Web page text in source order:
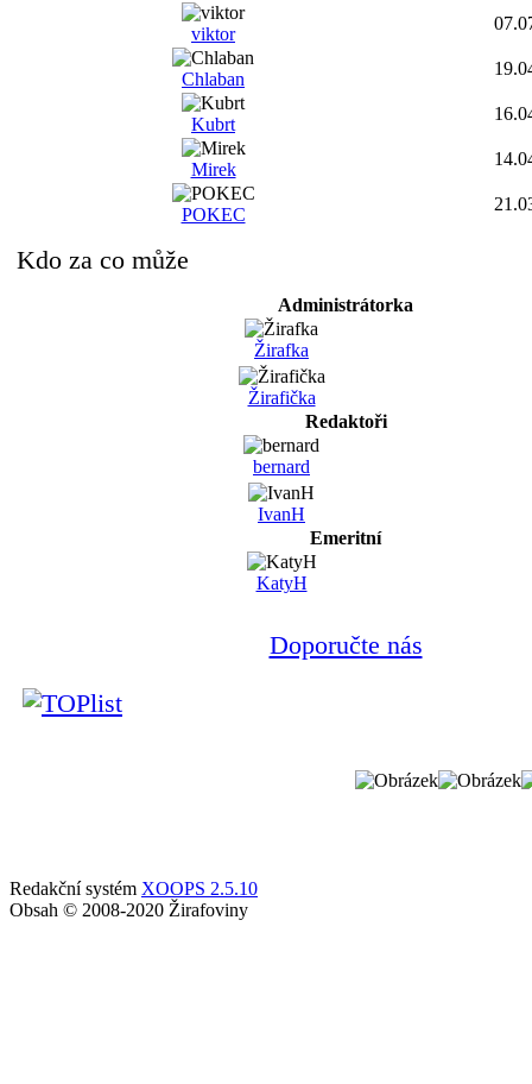
viktor
Chlaban
Kubrt
Mirek
POKEC
Kdo za co může
Administrátorka
Žirafka
Žirafička
Redaktoři
bernard
IvanH
Emeritní
KatyH
Doporučte nás
Redakční systém XOOPS 2.5.10
Obsah © 2008-2020 Žirafoviny